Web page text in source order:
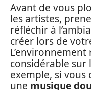
Avant de vous
les artistes,
réfléchir à
créer lors de
considérable sur
exemple, si vous
une musique